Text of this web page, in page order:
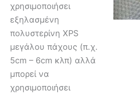
χρησιμοποιήσει
εξηλασμένη
πολυστερίνη XPS
μεγάλου πάχους (π.χ.
5cm – 6cm κλπ) αλλά
μπορεί να
χρησιμοποιήσει